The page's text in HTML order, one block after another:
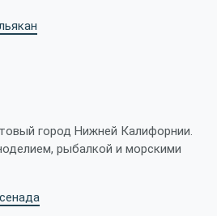
город Нижней Калифорнии.
рыбалкой и морскими